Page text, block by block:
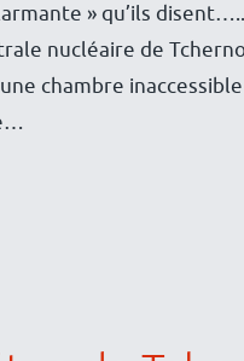
» qu’ils
nucléaire de
chambre